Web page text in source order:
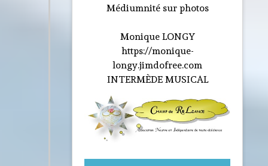
Médiumnité sur photos
Monique LONGY
https://monique-
longy.jimdofree.com
INTERMÈDE MUSICAL